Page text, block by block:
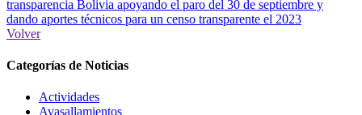
transparencia Bolivia apoyando el paro del 30 de septiembre y
dando aportes técnicos para un censo transparente el 2023
Volver
Categorías de Noticias
Actividades
Avasallamientos